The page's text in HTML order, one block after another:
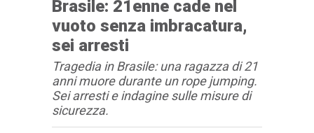
Brasile: 21enne cade nel
vuoto senza imbracatura,
sei arresti
Tragedia in Brasile: una ragazza di 21
anni muore durante un rope jumping.
Sei arresti e indagine sulle misure di
sicurezza.